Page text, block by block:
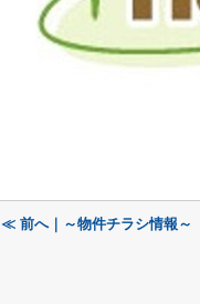
≪ 前へ｜～物件チラシ情報～